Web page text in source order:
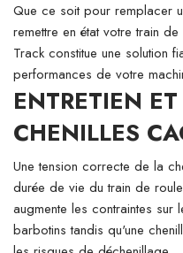
Que ce soit pour remplacer
remettre en état votre train
Track constitue une solution
performances de votre
ENTRETIEN
CHENILLES
Une tension correcte de la
durée de vie du train de
augmente les contraintes
barbotins tandis qu'une